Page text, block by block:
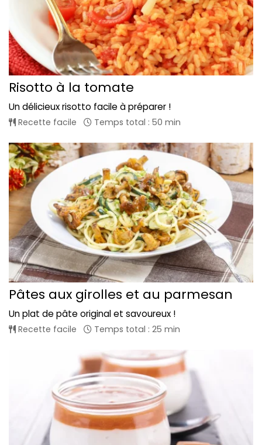
Risotto à la tomate
Un délicieux risotto facile à préparer !
Recette facile Temps total : 50 min
Pâtes aux girolles et au parmesan
Un plat de pâte original et savoureux !
Recette facile Temps total : 25 min